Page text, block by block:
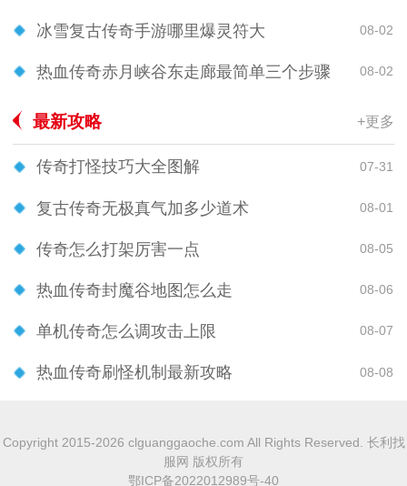
冰雪复古传奇手游哪里爆灵符大 08-02
热血传奇赤月峡谷东走廊最简单三个步骤 08-02
最新攻略 +更多
传奇打怪技巧大全图解 07-31
复古传奇无极真气加多少道术 08-01
传奇怎么打架厉害一点 08-05
热血传奇封魔谷地图怎么走 08-06
单机传奇怎么调攻击上限 08-07
热血传奇刷怪机制最新攻略 08-08
Copyright 2015-2026 clguanggaoche.com All Rights Reserved. 长利找
服网 版权所有
鄂ICP备2022012989号-40